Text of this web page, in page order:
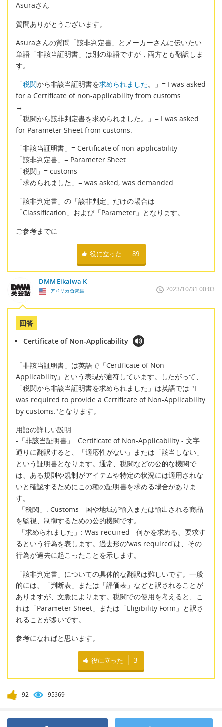
Asuraさん
質問ありがとうございます。
Asuraさんの質問「該非判定書」とメーカーさんに伝いたい
単語「非該当証明書」は別の単語ですが，両方とも翻訳しま
す。
「税関から非該当証明書を求められました。」= I was asked
for a Certificate of non-applicability from customs.
→
「税関から該非判定書を求められました。」= I was asked
for Parameter Sheet from customs.
「非該当証明書」= Certificate of non-applicability
「該非判定書」= Parameter Sheet
「税関」= customs
「求められました」= was asked; was demanded
「該非判定書」の「該非判定」だけの場合は
「Classification」および「Parameter」となります。
ご参考までに
役に立った 89
DMM Eikaiwa K
アメリカ合衆国 2023/10/31 00:03
回答
Certificate of Non-Applicability
「非該当証明書」は英語で「Certificate of Non-
Applicability」という表現が適符しています。したがって、
「税関から非該当証明書を求められました」は英語では "I
was required to provide a Certificate of Non-Applicability
by customs."となります。
用語の詳しい説明:
-「非該当証明書」: Certificate of Non-Applicability - 文字
通りに翻訳すると、「適応性がない」または「該当しない」
という証明書となります。通常、税関などの公的な機関で
は、ある規則や規制がアイテムや特定の状況には適用されな
いと確認するためにこの種の証明書を求める場合がありま
す。
-「税関」: Customs - 国や地域が輸入または輸出される商品
を監視、制御するための公的機関です。
-「求められました」: Was required - 何かを求める、要求す
るという行為を表します。過去形の'was required'は、その
行為が過去に起こったことを示します。
「該非判定書」についての具体的な翻訳は難しいです。一般
的には、「判断表」または「評価表」などと訳されることが
ありますが、文脈によります。税関での使用を考えると、こ
れは「Parameter Sheet」または「Eligibility Form」と訳さ
れることが多いです。
参考になればと思います。
役に立った 3
92 95369